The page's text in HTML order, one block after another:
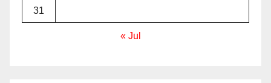
31
« Jul